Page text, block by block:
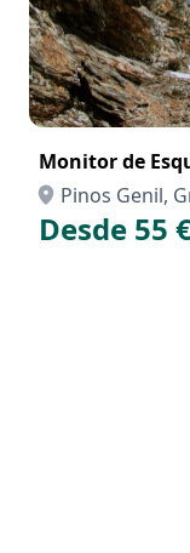
Monitor de
Pinos Genil,
Desde 55